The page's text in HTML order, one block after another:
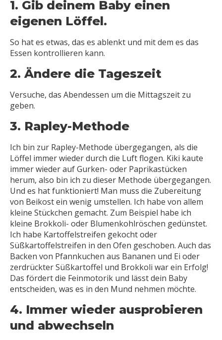
1. Gib deinem Baby einen
eigenen Löffel.
So hat es etwas, das es ablenkt und mit dem es das
Essen kontrollieren kann.
2. Ändere die Tageszeit
Versuche, das Abendessen um die Mittagszeit zu
geben.
3. Rapley-Methode
Ich bin zur Rapley-Methode übergegangen, als die
Löffel immer wieder durch die Luft flogen. Kiki kaute
immer wieder auf Gurken- oder Paprikastücken
herum, also bin ich zu dieser Methode übergegangen.
Und es hat funktioniert! Man muss die Zubereitung
von Beikost ein wenig umstellen. Ich habe von allem
kleine Stückchen gemacht. Zum Beispiel habe ich
kleine Brokkoli- oder Blumenkohlröschen gedünstet.
Ich habe Kartoffelstreifen gekocht oder
Süßkartoffelstreifen in den Ofen geschoben. Auch das
Backen von Pfannkuchen aus Bananen und Ei oder
zerdrückter Süßkartoffel und Brokkoli war ein Erfolg!
Das fördert die Feinmotorik und lässt dein Baby
entscheiden, was es in den Mund nehmen möchte.
4. Immer wieder ausprobieren
und abwechseln